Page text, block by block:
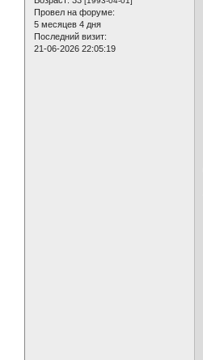
Провел на форуме:
5 месяцев 4 дня
Последний визит:
21-06-2026 22:05:19